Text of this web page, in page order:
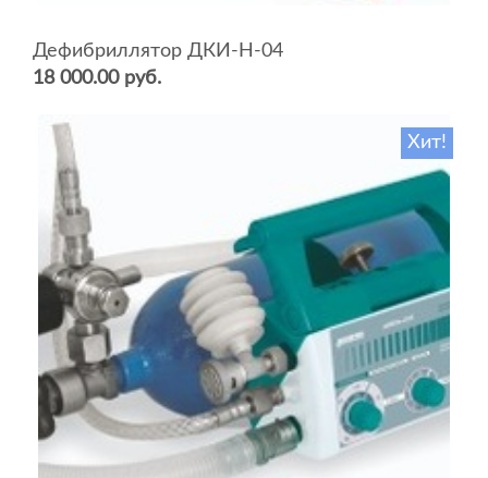
Дефибриллятор ДКИ-Н-04
18 000.00 руб.
Хит!